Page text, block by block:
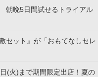
朝晩5日間試せるトライアル
セット』が「おもてなしセレ
(火)まで期間限定出店！夏の